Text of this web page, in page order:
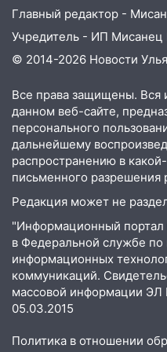
18:00 Пепелище на
Заволжье
ликвидировали
Ульяновской
16:00 В
Волге пропал
помощь в поисках
15:28
в Новом городе
15:12 В
многоэтажке
14:18
Гинеколог
какими
Главный редактор -
Учредитель - ИП Мисанец
© 2014-2026 Новости
Все права защищены. Вся
данном веб-сайте,
персонального
дальнейшему
распространению в
письменного разрешения
Редакция может не
"Информационный портал
в Федеральной службе по
информационных
коммуникаций.
массовой информации
05.03.2015
Политика в отношении